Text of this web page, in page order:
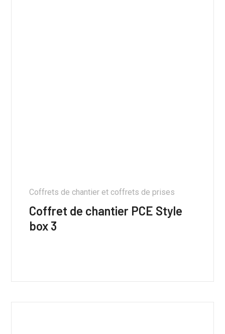
Coffrets de chantier et coffrets de prises
Coffret de chantier PCE Style
box 3